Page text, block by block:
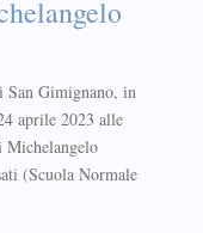
San Gimignano, in
aprile 2023 alle
Michelangelo
(Scuola Normale